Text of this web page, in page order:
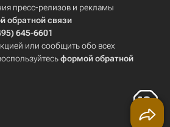
пресс-релизов и рекламы
обратной связи
645-6601
или сообщить обо всех
формой обратной